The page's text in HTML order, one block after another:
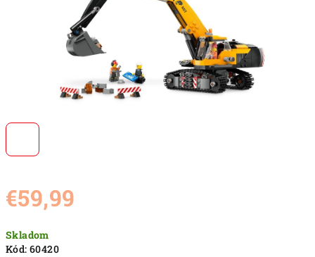
€59,99
cena:
Skladom
Kód: 60420